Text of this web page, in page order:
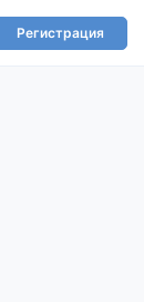
Регистрация